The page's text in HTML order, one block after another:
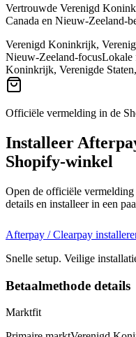
Vertrouwde Verenigd
Canada en Nieuw-Zeeland-
Verenigd Koninkrijk,
Nieuw-Zeeland-focusLokale
Koninkrijk, Verenigde
Officiële vermelding in de
Installeer
Shopify-winkel
Open de officiële
details en installeer in een
Afterpay / Clearpay
Snelle setup. Veilige
Betaalmethode details
Marktfit